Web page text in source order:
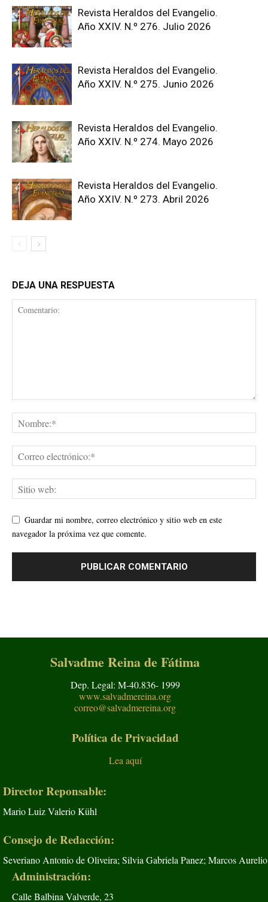
Revista Heraldos del Evangelio.
Año XXIV. N.º 276. Julio 2026
Revista Heraldos del Evangelio.
Año XXIV. N.º 275. Junio 2026
Revista Heraldos del Evangelio.
Año XXIV. N.º 274. Mayo 2026
Revista Heraldos del Evangelio.
Año XXIV. N.º 273. Abril 2026
DEJA UNA RESPUESTA
Guardar mi nombre, correo electrónico y sitio web en este
navegador la próxima vez que comente.
Salvadme Reina de Fátima
Dep. Legal: M-40.836- 1999
www.salvadmereina.org
correo@salvadmereina.org
Política de Privacidad
Lea aquí
Director Reponsable:
Mario Luiz Valerio Kühl
Consejo de Redacción:
Severiano Antonio de Oliveira; Silvia Gabriela Panez; Marcos
Administración:
Calle Balbina Valverde, 23